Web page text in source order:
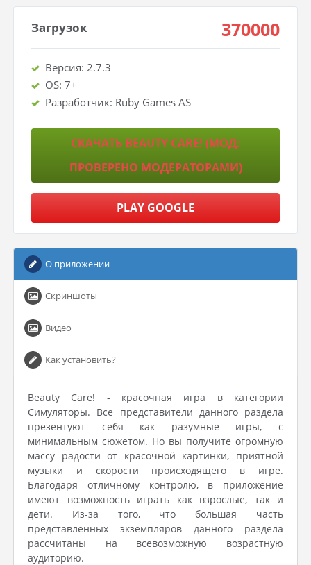
Загрузок 370000
Версия: 2.7.3
OS: 7+
Разработчик: Ruby Games AS
СКАЧАТЬ BEAUTY CARE! (МОД:
ПРОВЕРЕНО МОДЕРАТОРАМИ)
PLAY GOOGLE
О приложении
Скриншоты
Видео
Как установить?
Beauty Care! - красочная игра в категории
Симуляторы. Все представители данного раздела
презентуют себя как разумные игры, с
минимальным сюжетом. Но вы получите огромную
массу радости от красочной картинки, приятной
музыки и скорости происходящего в игре.
Благодаря отличному контролю, в приложение
имеют возможность играть как взрослые, так и
дети. Из-за того, что большая часть
представленных экземпляров данного раздела
рассчитаны на всевозможную возрастную
аудиторию.